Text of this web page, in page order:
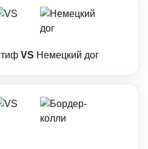
VS Немецкий дог